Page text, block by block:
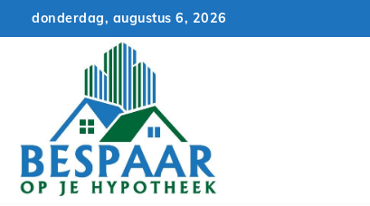
donderdag, augustus 6, 2026